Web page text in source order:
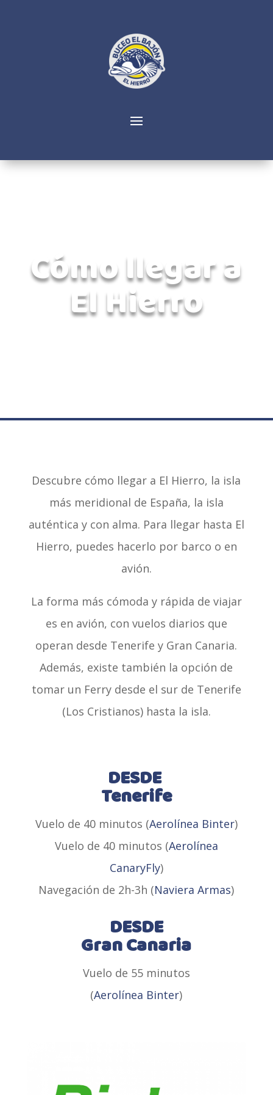
Cómo llegar a
El Hierro
Descubre cómo llegar a El Hierro, la isla
más meridional de España, la isla
auténtica y con alma. Para llegar hasta El
Hierro, puedes hacerlo por barco o en
avión.
La forma más cómoda y rápida de viajar
es en avión, con vuelos diarios que
operan desde Tenerife y Gran Canaria.
Además, existe también la opción de
tomar un Ferry desde el sur de Tenerife
(Los Cristianos) hasta la isla.
DESDE
Tenerife
Vuelo de 40 minutos (Aerolínea Binter)
Vuelo de 40 minutos (Aerolínea
CanaryFly)
Navegación de 2h-3h (Naviera Armas)
DESDE
GranCanaria
Vuelo de 55 minutos
(Aerolínea Binter)